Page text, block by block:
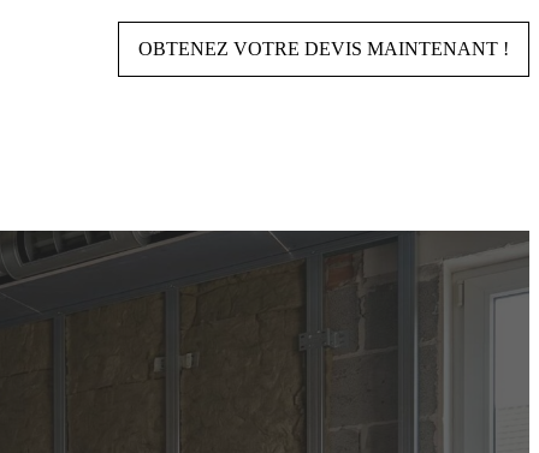
OBTENEZ VOTRE DEVIS MAINTENANT !